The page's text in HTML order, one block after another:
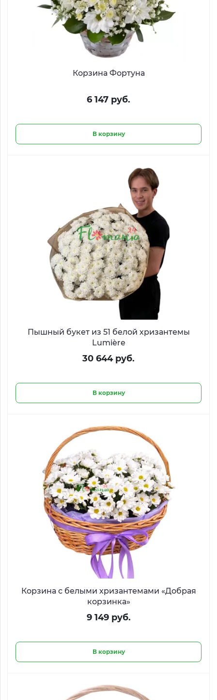
Корзина Фортуна
6 147 руб.
В корзину
Пышный букет из 51 белой хризантемы
Lumière
30 644 руб.
В корзину
Корзина с белыми хризантемами «Добрая
корзинка»
9 149 руб.
В корзину